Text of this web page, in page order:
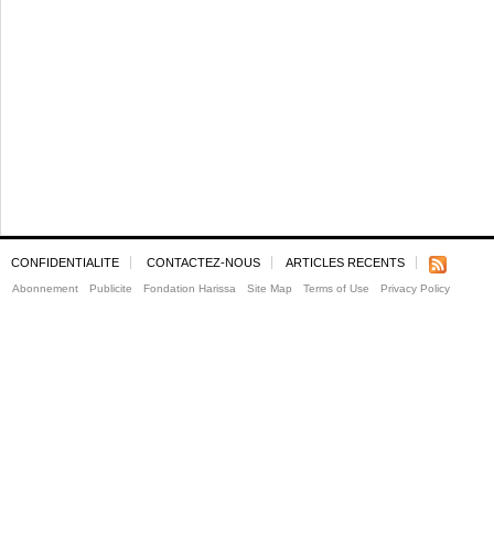
CONFIDENTIALITE CONTACTEZ-NOUS ARTICLES RECENTS
Abonnement Publicite Fondation Harissa Site Map Terms of Use Privacy Policy